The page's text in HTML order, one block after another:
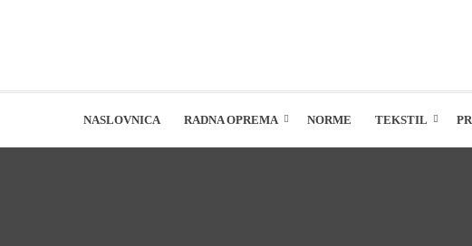
NASLOVNICA RADNA OPREMA NORME TEKSTIL